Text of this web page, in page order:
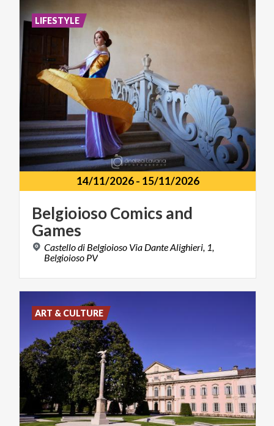
14/11/2026- 15/11/2026
BelgioiosoComics and
Games
Castello di Belgioioso Via Dante Alighieri, 1,
Belgioioso PV
LIFESTYLE
ART & CULTURE